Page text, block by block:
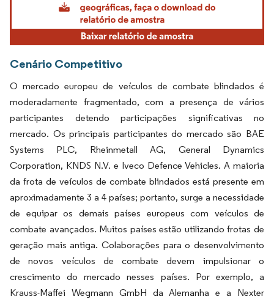
Cenário Competitivo
O mercado europeu de veículos de combate blindados é
moderadamente fragmentado, com a presença de vários
participantes detendo participações significativas no
mercado. Os principais participantes do mercado são BAE
Systems PLC, Rheinmetall AG, General Dynamics
Corporation, KNDS N.V. e Iveco Defence Vehicles. A maioria
da frota de veículos de combate blindados está presente em
aproximadamente 3 a 4 países; portanto, surge a necessidade
de equipar os demais países europeus com veículos de
combate avançados. Muitos países estão utilizando frotas de
geração mais antiga. Colaborações para o desenvolvimento
de novos veículos de combate devem impulsionar o
crescimento do mercado nesses países. Por exemplo, a
Krauss-Maffei Wegmann GmbH da Alemanha e a Nexter